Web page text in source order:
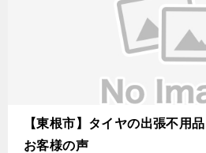
【東根市】タイヤの出張不用
お客様の声